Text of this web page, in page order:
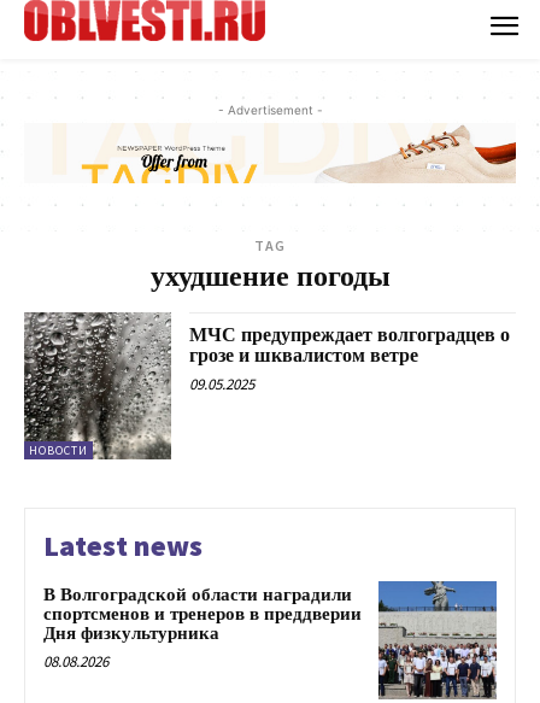
- Advertisement -
TAG
ухудшение погоды
НОВОСТИ
МЧС предупреждает волгоградцев о
грозе и шквалистом ветре
09.05.2025
Latest news
В Волгоградской области наградили
спортсменов и тренеров в преддверии
Дня физкультурника
08.08.2026